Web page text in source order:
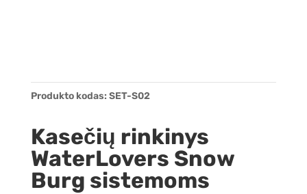
Produkto kodas: SET-S02
Kasečių rinkinys
WaterLovers Snow
Burg sistemoms